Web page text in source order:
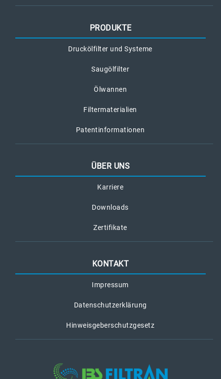
PRODUKTE
Druckölfilter und Systeme
Saugölfilter
Ölwannen
Filtermaterialien
Patentinformationen
ÜBER UNS
Karriere
Downloads
Zertifikate
KONTAKT
Impressum
Datenschutzerklärung
Hinweisgeberschutzgesetz